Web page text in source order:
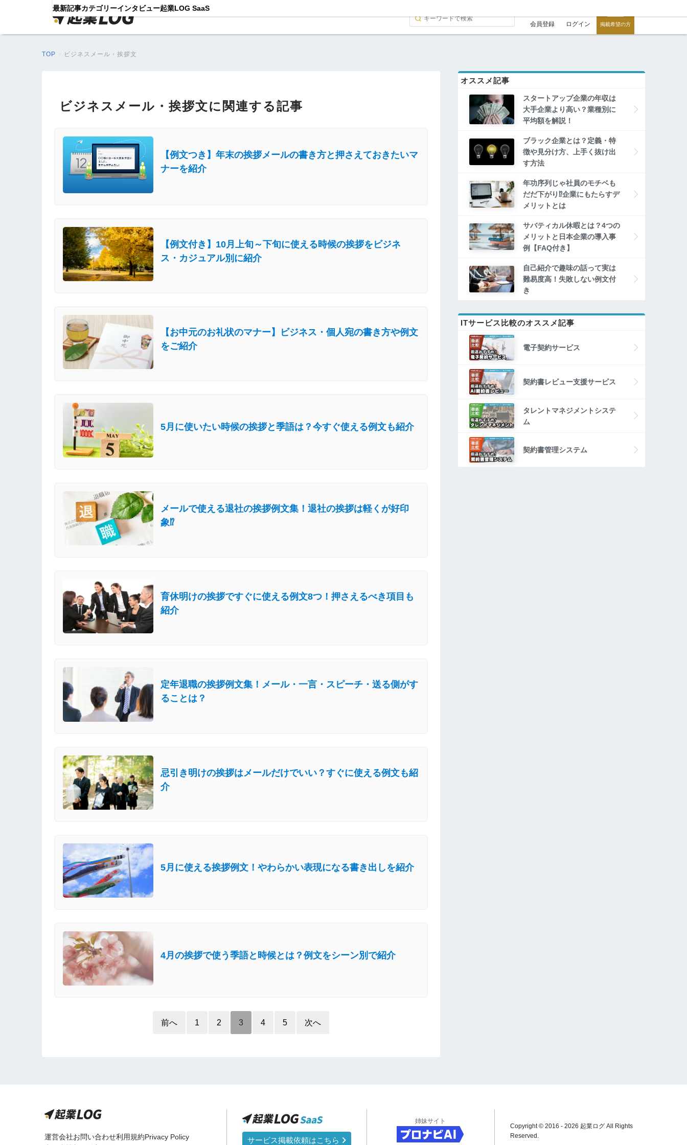
最新記事カテゴリーインタビュー起業LOG SaaS
会員登録 ログイン 掲載希望の方
TOP ビジネスメール・挨拶文
ビジネスメール・挨拶文に関連する記事
【例文つき】年末の挨拶メールの書き方と押さえておきたいマ
ナーを紹介
【例文付き】10月上旬～下旬に使える時候の挨拶をビジネ
ス・カジュアル別に紹介
【お中元のお礼状のマナー】ビジネス・個人宛の書き方や例文
をご紹介
5月に使いたい時候の挨拶と季語は？今すぐ使える例文も紹介
メールで使える退社の挨拶例文集！退社の挨拶は軽くが好印
象⁉
育休明けの挨拶ですぐに使える例文8つ！押さえるべき項目も
紹介
定年退職の挨拶例文集！メール・一言・スピーチ・送る側がす
ることは？
忌引き明けの挨拶はメールだけでいい？すぐに使える例文も紹
介
5月に使える挨拶例文！やわらかい表現になる書き出しを紹介
4月の挨拶で使う季語と時候とは？例文をシーン別で紹介
前へ 1 2 3 4 5 次へ
オススメ記事
スタートアップ企業の年収は
大手企業より高い？業種別に
平均額を解説！
ブラック企業とは？定義・特
徴や見分け方、上手く抜け出
す方法
年功序列じゃ社員のモチベも
だだ下がり⁉企業にもたらすデ
メリットとは
サバティカル休暇とは？4つの
メリットと日本企業の導入事
例【FAQ付き】
自己紹介で趣味の話って実は
難易度高！失敗しない例文付
き
ITサービス比較のオススメ記事
電子契約サービス
契約書レビュー支援サービス
タレントマネジメントシステ
ム
契約書管理システム
運営会社お問い合わせ利用規約Privacy Policy
サービス掲載依頼はこちら
姉妹サイト
Copyright © 2016 - 2026 起業ログ All Rights
Reserved.